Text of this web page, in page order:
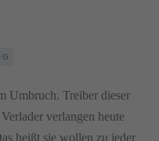
Umbruch. Treiber dieser
verlangen heute
heißt sie wollen zu jeder